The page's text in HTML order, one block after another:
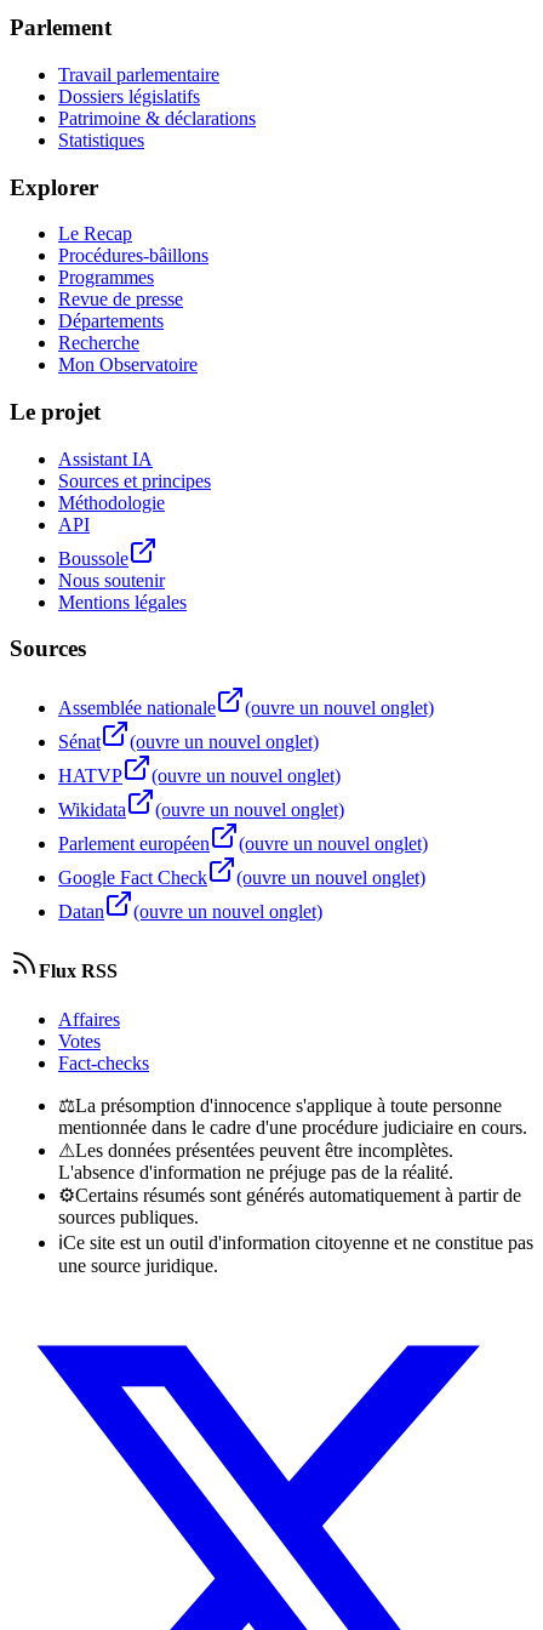
Parlement
Travail parlementaire
Dossiers législatifs
Patrimoine & déclarations
Statistiques
Explorer
Le Recap
Procédures-bâillons
Programmes
Revue de presse
Départements
Recherche
Mon Observatoire
Le projet
Assistant IA
Sources et principes
Méthodologie
API
Boussole
Nous soutenir
Mentions légales
Sources
Assemblée nationale
(ouvre un nouvel onglet)
Sénat
(ouvre un nouvel onglet)
HATVP
(ouvre un nouvel onglet)
Wikidata
(ouvre un nouvel onglet)
Parlement européen
(ouvre un nouvel onglet)
Google Fact Check
(ouvre un nouvel onglet)
Datan
(ouvre un nouvel onglet)
Flux RSS
Affaires
Votes
Fact-checks
⚖La présomption d'innocence s'applique à toute personne
mentionnée dans le cadre d'une procédure judiciaire en cours.
⚠Les données présentées peuvent être incomplètes.
L'absence d'information ne préjuge pas de la réalité.
⚙Certains résumés sont générés automatiquement à partir de
sources publiques.
ℹCe site est un outil d'information citoyenne et ne constitue pas
une source juridique.